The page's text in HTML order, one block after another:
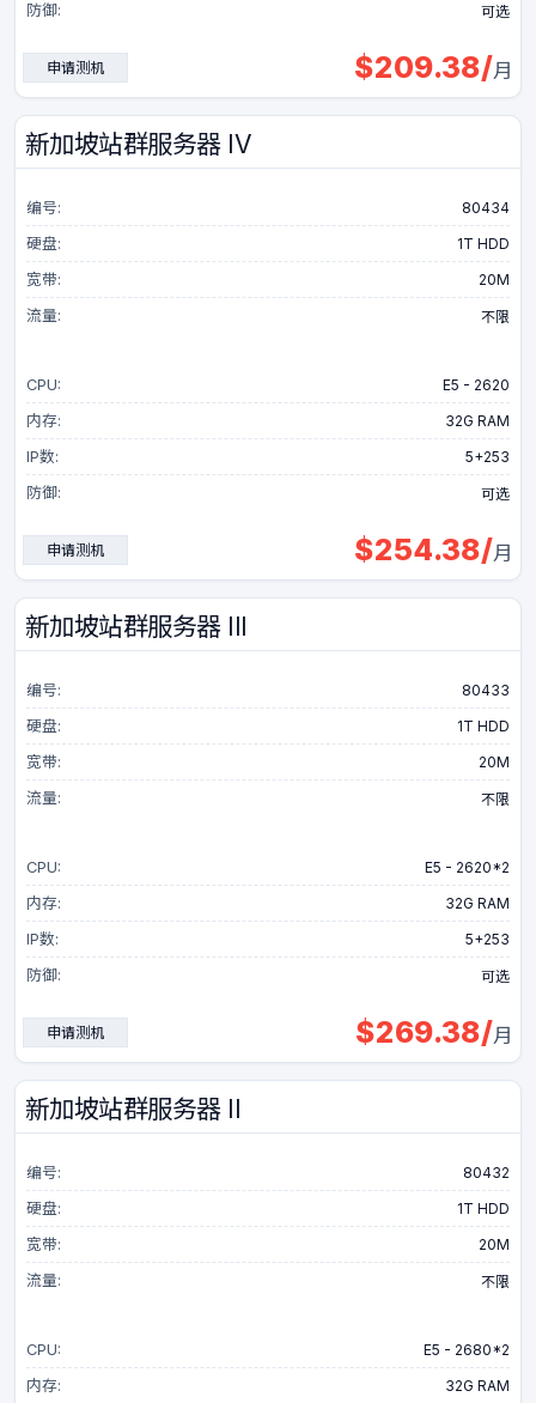
防御:
可选
申请测机 $209.38/月
新加坡站群服务器 IV
编号:
80434
硬盘:
1T HDD
宽带:
20M
流量:
不限
CPU:
E5 - 2620
内存:
32G RAM
IP数:
5+253
防御:
可选
申请测机 $254.38/月
新加坡站群服务器 III
编号:
80433
硬盘:
1T HDD
宽带:
20M
流量:
不限
CPU:
E5 - 2620*2
内存:
32G RAM
IP数:
5+253
防御:
可选
申请测机 $269.38/月
新加坡站群服务器 II
编号:
80432
硬盘:
1T HDD
宽带:
20M
流量:
不限
CPU:
E5 - 2680*2
内存:
32G RAM